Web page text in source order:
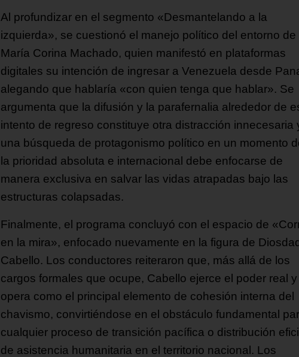
Al profundizar en el segmento «Desmantelando a la
izquierda», se cuestionó el manejo político del entorno de
María Corina Machado, quien manifestó en plataformas
digitales su intención de ingresar a Venezuela desde
alegando que hablaría «con quien tenga que hablar». Se
argumenta que la difusión y la parafernalia alrededor de
intento de regreso constituye otra distracción innecesaria
una búsqueda de protagonismo político en un momento
la prioridad absoluta e internacional debe enfocarse de
manera exclusiva en salvar las vidas atrapadas bajo las
estructuras colapsadas.
Finalmente, el programa concluyó con el espacio de
en la mira», enfocado nuevamente en la figura de
Cabello. Los conductores reiteraron que, más allá de los
cargos formales que ocupe, Cabello ejerce el poder real y
opera como el principal elemento de cohesión interna del
chavismo, convirtiéndose en el obstáculo fundamental
cualquier proceso de transición pacífica o distribución
de asistencia humanitaria en el territorio nacional. Los